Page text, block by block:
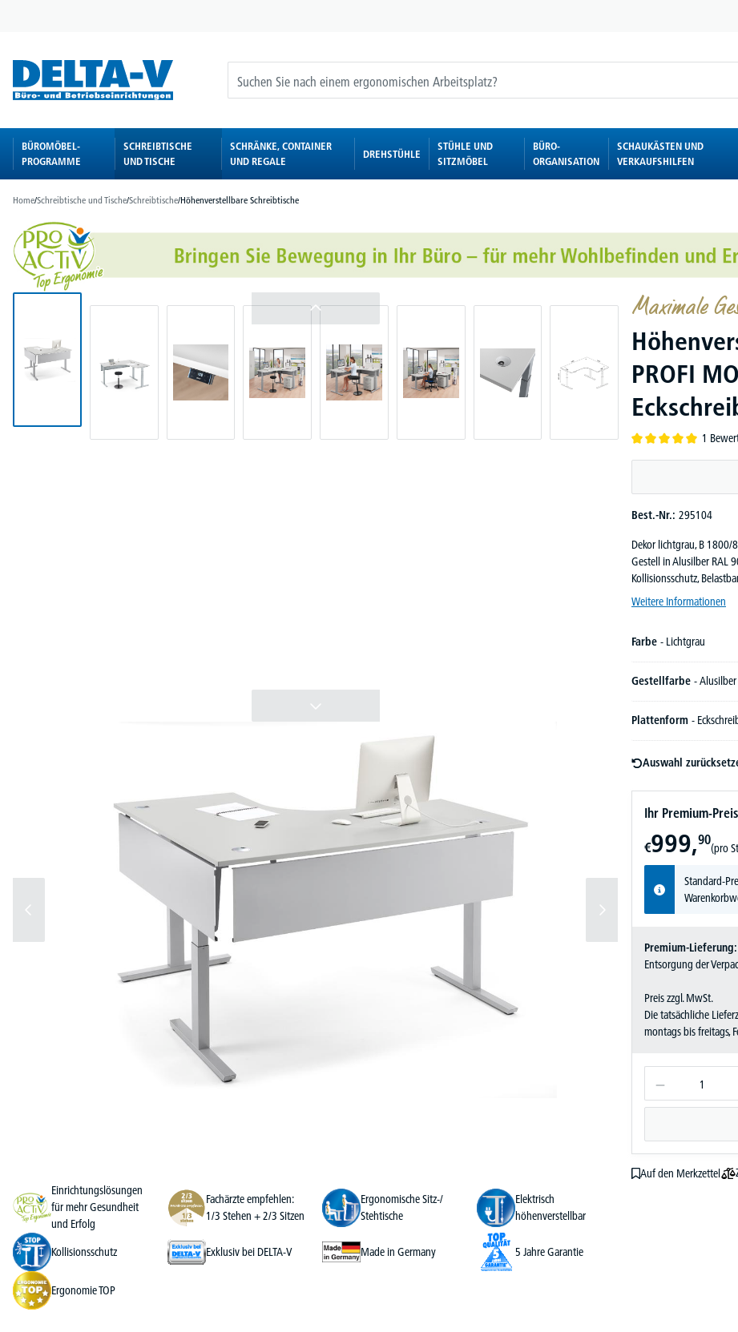
BÜROMÖBEL-
PROGRAMME
SCHREIBTISCHE
UND TISCHE
SCHRÄNKE, CONTAINER
UND REGALE
DREHSTÜHLE
STÜHLE UND
SITZMÖBEL
BÜRO-
ORGANISATION
SCHAUKÄSTEN UND
VERKAUFSHILFEN
Home/Schreibtische und Tische/Schreibtische/Höhenverstellbare Schreibtische
Maximale
PROFI
1
Best.-Nr.: 295104
Dekor lichtgrau, B 1800/
Gestell in Alusilber RAL
Kollisionsschutz,
Weitere Informationen
Farbe - Lichtgrau
Gestellfarbe - Alusilber
Plattenform -
Auswahl
Ihr Premium-
€999,90
(pro
Standard-
Premium-Lieferung:
Entsorgung der
Preis zzgl. MwSt.
Die tatsächliche
montags bis freitags,
Auf den Merkzettel
Einrichtungslösungen
für mehr Gesundheit
und Erfolg
Fachärzte empfehlen:
1/3 Stehen + 2/3 Sitzen
Ergonomische Sitz-/
Stehtische
Elektrisch
höhenverstellbar
Kollisionsschutz Exklusiv bei DELTA-V Made in Germany 5 Jahre Garantie
Ergonomie TOP